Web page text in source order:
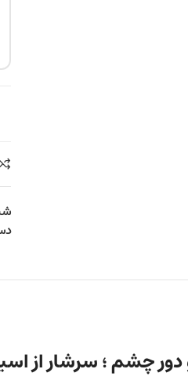
چشم ؛ سرشار از